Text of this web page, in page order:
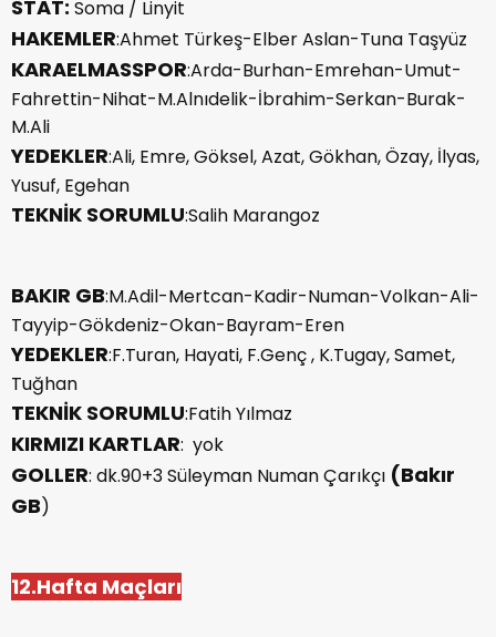
STAT: Soma / Linyit
HAKEMLER:Ahmet Türkeş-Elber Aslan-Tuna Taşyüz
KARAELMASSPOR:Arda-Burhan-Emrehan-Umut-
Fahrettin-Nihat-M.Alnıdelik-İbrahim-Serkan-Burak-
M.Ali
YEDEKLER:Ali, Emre, Göksel, Azat, Gökhan, Özay, İlyas,
Yusuf, Egehan
TEKNİK SORUMLU:Salih Marangoz
BAKIR GB:M.Adil-Mertcan-Kadir-Numan-Volkan-Ali-
Tayyip-Gökdeniz-Okan-Bayram-Eren
YEDEKLER:F.Turan, Hayati, F.Genç , K.Tugay, Samet,
Tuğhan
TEKNİK SORUMLU:Fatih Yılmaz
KIRMIZI KARTLAR: yok
GOLLER: dk.90+3 Süleyman Numan Çarıkçı (Bakır
GB)
12.Hafta Maçları